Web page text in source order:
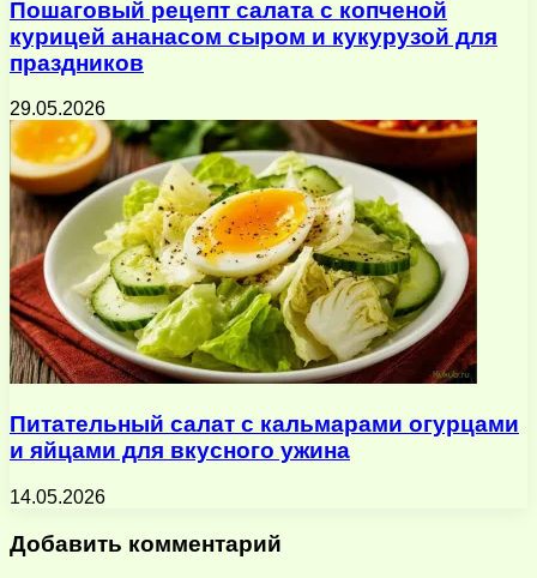
Пошаговый рецепт салата с копченой
курицей ананасом сыром и кукурузой для
праздников
29.05.2026
Питательный салат с кальмарами огурцами
и яйцами для вкусного ужина
14.05.2026
Добавить комментарий